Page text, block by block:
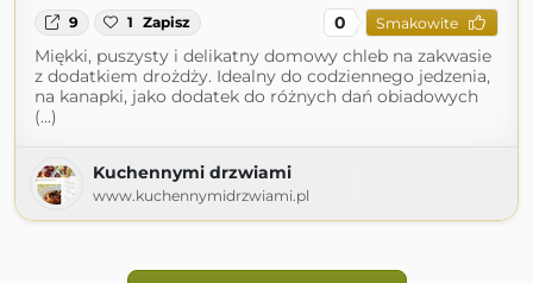
9 1 Zapisz 0 Smakowite
Miękki, puszysty i delikatny domowy chleb na zakwasie
z dodatkiem drożdży. Idealny do codziennego jedzenia,
na kanapki, jako dodatek do różnych dań obiadowych
(...)
Kuchennymi drzwiami
www.kuchennymidrzwiami.pl